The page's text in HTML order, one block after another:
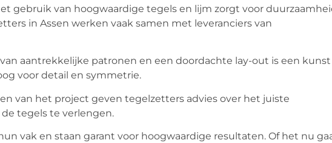
gebruik van hoogwaardige tegels en lijm zorgt voor
in Assen werken vaak samen met leveranciers van
aantrekkelijke patronen en een doordachte lay-out is een kunst
voor detail en symmetrie.
van het project geven tegelzetters advies over het juiste
tegels te verlengen.
vak en staan garant voor hoogwaardige resultaten. Of het nu